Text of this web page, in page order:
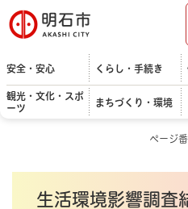
明石市
安全・安心 くらし・手続き
観光・文化・スポ
ーツ
まちづくり・環境
ページ
生活環境影響調査